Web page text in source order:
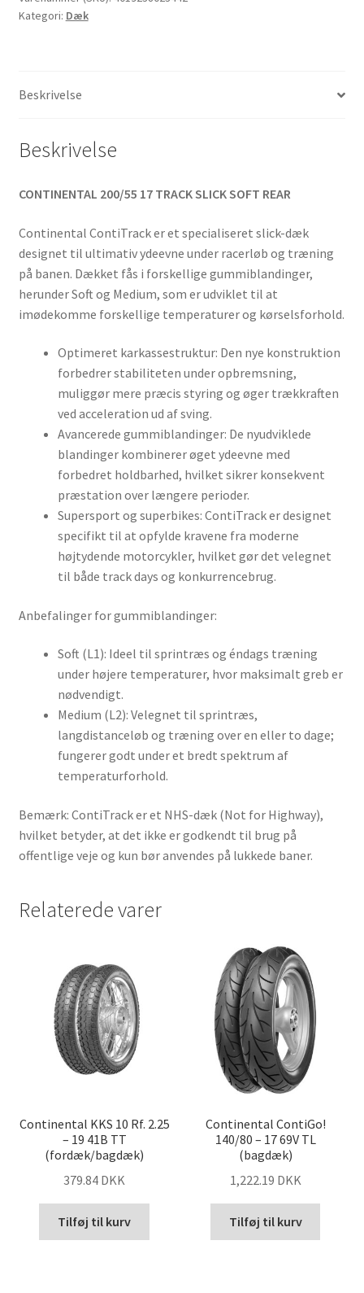
Kategori: Dæk
Beskrivelse
Beskrivelse
CONTINENTAL 200/55 17 TRACK SLICK SOFT REAR
Continental ContiTrack er et specialiseret slick-dæk
designet til ultimativ ydeevne under racerløb og træning
på banen. Dækket fås i forskellige gummiblandinger,
herunder Soft og Medium, som er udviklet til at
imødekomme forskellige temperaturer og kørselsforhold.
Optimeret karkassestruktur: Den nye konstruktion
forbedrer stabiliteten under opbremsning,
muliggør mere præcis styring og øger trækkraften
ved acceleration ud af sving.
Avancerede gummiblandinger: De nyudviklede
blandinger kombinerer øget ydeevne med
forbedret holdbarhed, hvilket sikrer konsekvent
præstation over længere perioder.
Supersport og superbikes: ContiTrack er designet
specifikt til at opfylde kravene fra moderne
højtydende motorcykler, hvilket gør det velegnet
til både track days og konkurrencebrug.
Anbefalinger for gummiblandinger:
Soft (L1): Ideel til sprintræs og éndags træning
under højere temperaturer, hvor maksimalt greb er
nødvendigt.
Medium (L2): Velegnet til sprintræs,
langdistanceløb og træning over en eller to dage;
fungerer godt under et bredt spektrum af
temperaturforhold.
Bemærk: ContiTrack er et NHS-dæk (Not for Highway),
hvilket betyder, at det ikke er godkendt til brug på
offentlige veje og kun bør anvendes på lukkede baner.
Relaterede varer
Continental KKS 10 Rf. 2.25
– 19 41B TT
(fordæk/bagdæk)
379.84 DKK
Tilføj til kurv
Continental ContiGo!
140/80 – 17 69V TL
(bagdæk)
1,222.19 DKK
Tilføj til kurv